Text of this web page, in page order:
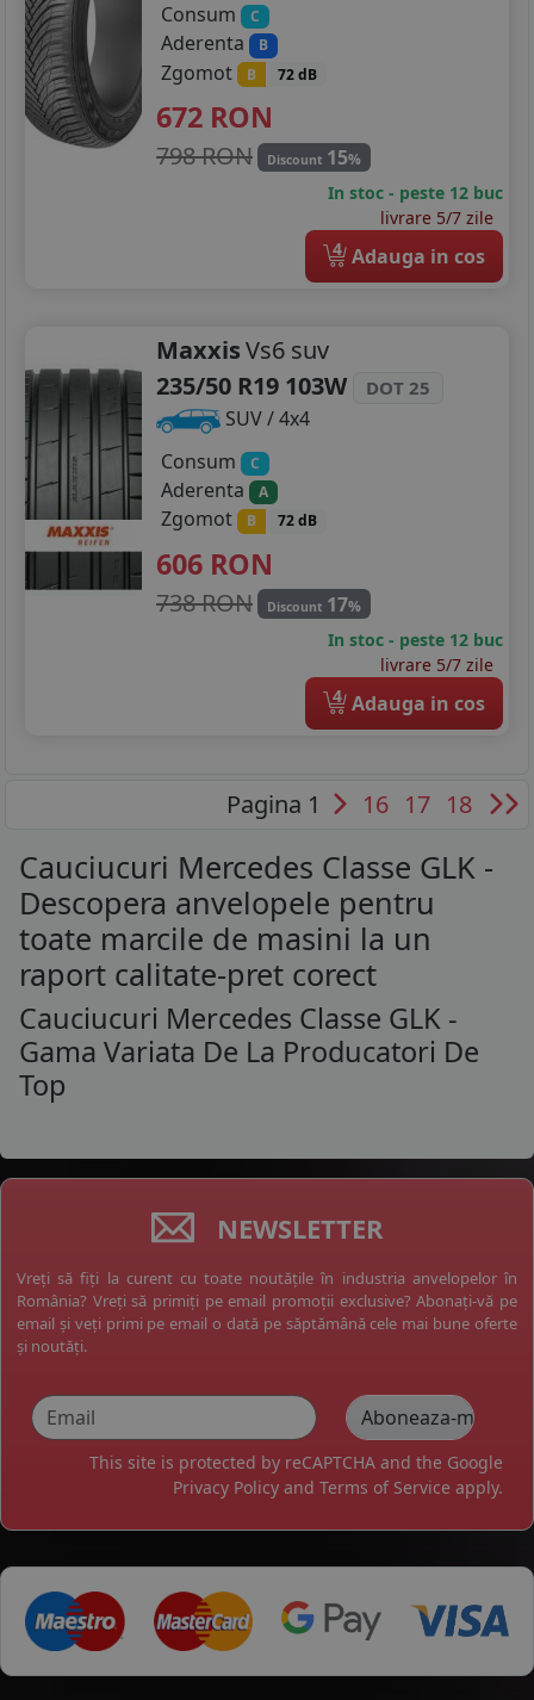
Consum
C
Aderenta B
Zgomot B 72 dB
672 RON
798 RON Discount 15%
In stoc - peste 12 buc
livrare 5/7 zile
4 Adauga in cos
MaxxisVs6 suv
235/50 R19 103W
DOT 25
SUV / 4x4
Consum
C
Aderenta A
Zgomot B 72 dB
606 RON
738 RON Discount 17%
In stoc - peste 12 buc
livrare 5/7 zile
4 Adauga in cos
Pagina 1 16 17 18
Cauciucuri Mercedes Classe GLK -
Descopera anvelopele pentru
toate marcile de masini la un
raport calitate-pret corect
Cauciucuri Mercedes Classe GLK -
Gama Variata De La Producatori De
Top
NEWSLETTER
Vreți să fiți la curent cu toate noutățile în industria anvelopelor în
România? Vreți să primiți pe email promoții exclusive? Abonați-vă pe
email și veți primi pe email o dată pe săptămână cele mai bune oferte
și noutăți.
This site is protected by reCAPTCHA and the Google
Privacy Policy and Terms of Service apply.